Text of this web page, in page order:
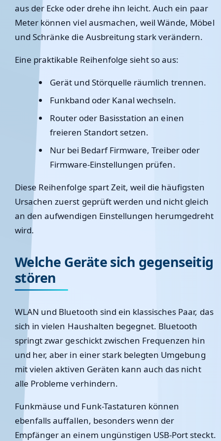
aus der Ecke oder drehe ihn leicht. Auch ein paar
Meter können viel ausmachen, weil Wände, Möbel
und Schränke die Ausbreitung stark verändern.
Eine praktikable Reihenfolge sieht so aus:
Gerät und Störquelle räumlich trennen.
Funkband oder Kanal wechseln.
Router oder Basisstation an einen
freieren Standort setzen.
Nur bei Bedarf Firmware, Treiber oder
Firmware-Einstellungen prüfen.
Diese Reihenfolge spart Zeit, weil die häufigsten
Ursachen zuerst geprüft werden und nicht gleich
an den aufwendigen Einstellungen herumgedreht
wird.
Welche Geräte sich gegenseitig
stören
WLAN und Bluetooth sind ein klassisches Paar, das
sich in vielen Haushalten begegnet. Bluetooth
springt zwar geschickt zwischen Frequenzen hin
und her, aber in einer stark belegten Umgebung
mit vielen aktiven Geräten kann auch das nicht
alle Probleme verhindern.
Funkmäuse und Funk-Tastaturen können
ebenfalls auffallen, besonders wenn der
Empfänger an einem ungünstigen USB-Port steckt.